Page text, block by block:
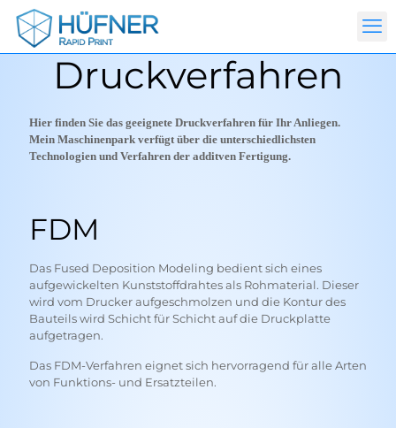
Druckverfahren
Hier finden Sie das geeignete Druckverfahren für Ihr Anliegen.
Mein Maschinenpark verfügt über die unterschiedlichsten
Technologien und Verfahren der additven Fertigung.
FDM
Das Fused Deposition Modeling bedient sich eines
aufgewickelten Kunststoffdrahtes als Rohmaterial. Dieser
wird vom Drucker aufgeschmolzen und die Kontur des
Bauteils wird Schicht für Schicht auf die Druckplatte
aufgetragen.
Das FDM-Verfahren eignet sich hervorragend für alle Arten
von Funktions- und Ersatzteilen.